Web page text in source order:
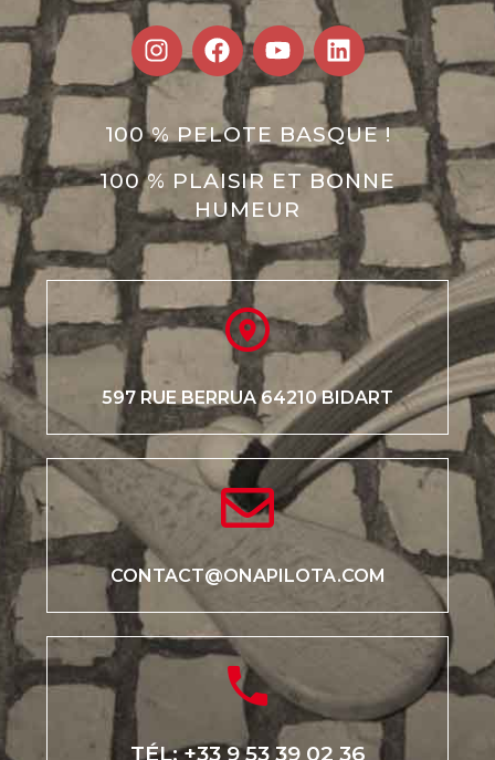
100 % PELOTE BASQUE !
100 % PLAISIR ET BONNE
HUMEUR
597 RUE BERRUA 64210 BIDART
CONTACT@ONAPILOTA.COM
TÉL: +33 9 53 39 02 36